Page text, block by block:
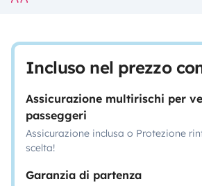
Incluso nel prezzo
Assicurazione multirischi per
passeggeri
Assicurazione inclusa o Protezione
scelta!
Garanzia di partenza